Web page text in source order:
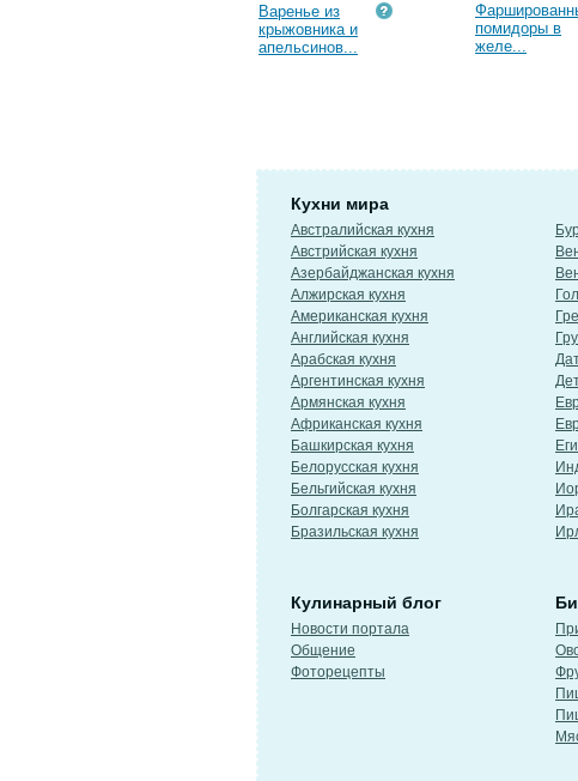
Варенье из
крыжовника и
апельсинов...
помидоры в
желе...
Кухни мира
Австралийская кухня
Австрийская кухня
Азербайджанская кухня
Алжирская кухня
Американская кухня
Английская кухня
Арабская кухня
Аргентинская кухня
Армянская кухня
Африканская кухня
Башкирская кухня
Белорусская кухня
Бельгийская кухня
Болгарская кухня
Бразильская кухня
Кулинарный блог
Новости портала
Общение
Фоторецепты